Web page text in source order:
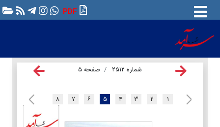
PDF
شماره ۲۵۱۲ صفحه ۵
۱ ۲ ۳ ۴ ۵ ۶ ۷ ۸